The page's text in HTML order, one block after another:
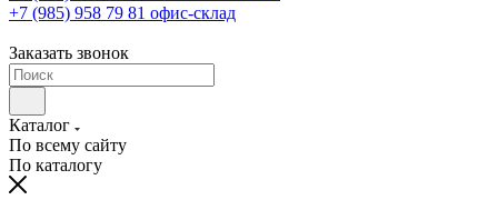
+7 (985) 958 79 81 офис-склад
Заказать звонок
Каталог
По всему сайту
По каталогу